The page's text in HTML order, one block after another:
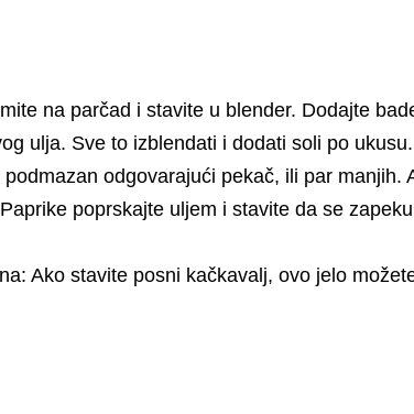
na parčad i stavite u blender. Dodajte
ulja. Sve to izblendati i dodati soli po
podmazan odgovarajući pekač, ili par manjih.
poprskajte uljem i stavite da se
Ako stavite posni kačkavalj, ovo jelo